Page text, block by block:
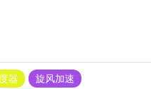
器
旋风加速